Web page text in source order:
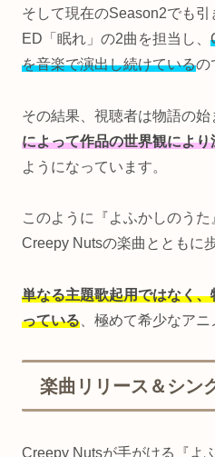
そして現在のSeason2でも
ED「眠れ」の2曲を担当し、
を音楽で演出し続けているの
その結果、視聴者は物語の始
によって作品の世界観によ
ようになっています。
このように『よふかしのう
Creepy Nutsの楽曲とともに
単なる主題歌起用ではなく
っている 、極めて希少なア
楽曲リリース＆シン
Creepy Nutsが手がける『よ